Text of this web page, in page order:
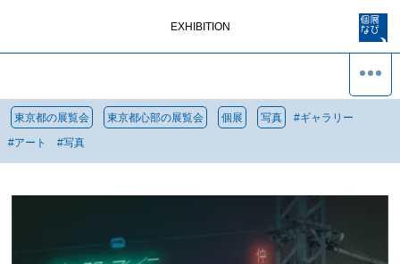
EXHIBITION
東京都の展覧会 東京都心部の展覧会 個展 写真 #ギャラリー
#アート #写真